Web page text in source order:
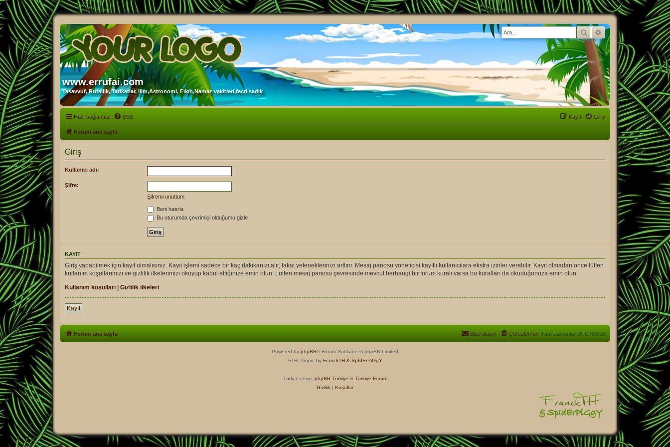
www.errufai.com
Tasavvuf, Rufailik, Tarikatlar, ilim,Astronomi, Fıkıh,Namaz vakitleri,fecri sadık
Ara Gelişmiş arama
Hızlı bağlantılar SSS Giriş
Kayıt
Forum ana sayfa
Giriş
Kullanıcı adı:
Şifre:
Şifremi unuttum
Beni hatırla
Bu oturumda çevrimiçi olduğumu gizle
KAYIT
Giriş yapabilmek için kayıt olmalısınız. Kayıt işlemi sadece bir kaç dakikanızı alır, fakat yeteneklerinizi arttırır. Mesaj panosu yöneticisi kayıtlı kullanıcılara ekstra izinler verebilir. Kayıt olmadan önce lütfen
kullanım koşullarımızı ve gizlilik ilkelerimizi okuyup kabul ettiğinize emin olun. Lütfen mesaj panosu çevresinde mevcut herhangi bir forum kuralı varsa bu kuralları da okuduğunuza emin olun.
Kullanım koşulları
Gizlilik ilkeleri
Kayıt
Forum ana sayfa Tüm zamanlar UTC+03:00
Çerezleri sil
Bize ulaşın
Powered by phpBB® Forum Software © phpBB Limited
FTH_Tropic by FranckTH & SpIdErPiGgY
Türkçe çeviri: phpBB Türkiye & Türkiye Forum
Gizlilik | Koşullar